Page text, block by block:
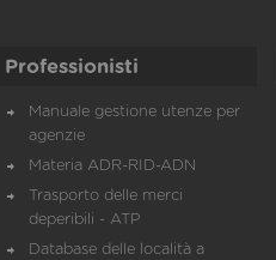
Professionisti
Manuale gestione utenze per
agenzie
Materia ADR-RID-ADN
Trasporto delle merci
deperibili - ATP
Database delle località a